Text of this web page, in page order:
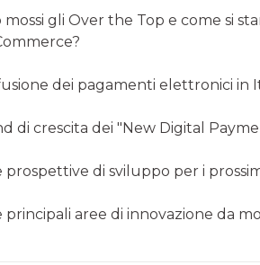
mossi gli Over the Top e come si
dei pagamenti elettronici in
di crescita dei "New Digital
prospettive di sviluppo per i
principali aree di innovazione da